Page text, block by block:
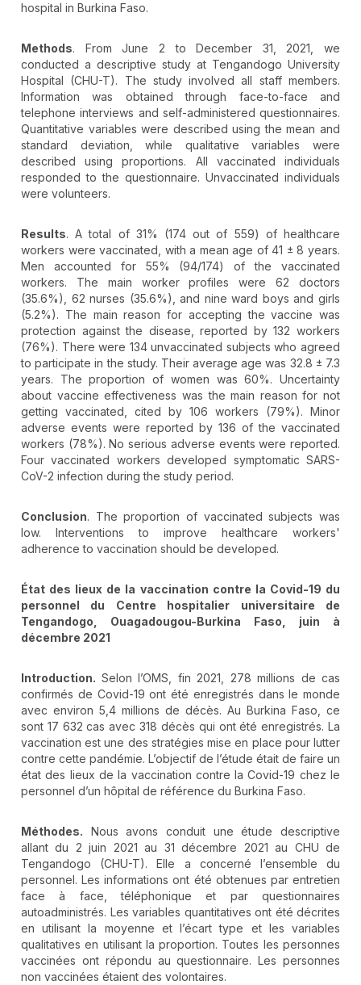
hospital in Burkina Faso.
Methods. From June 2 to December 31, 2021, we
conducted a descriptive study at Tengandogo University
Hospital (CHU-T). The study involved all staff members.
Information was obtained through face-to-face and
telephone interviews and self-administered questionnaires.
Quantitative variables were described using the mean and
standard deviation, while qualitative variables were
described using proportions. All vaccinated individuals
responded to the questionnaire. Unvaccinated individuals
were volunteers.
Results. A total of 31% (174 out of 559) of healthcare
workers were vaccinated, with a mean age of 41 ± 8 years.
Men accounted for 55% (94/174) of the vaccinated
workers. The main worker profiles were 62 doctors
(35.6%), 62 nurses (35.6%), and nine ward boys and girls
(5.2%). The main reason for accepting the vaccine was
protection against the disease, reported by 132 workers
(76%). There were 134 unvaccinated subjects who agreed
to participate in the study. Their average age was 32.8 ± 7.3
years. The proportion of women was 60%. Uncertainty
about vaccine effectiveness was the main reason for not
getting vaccinated, cited by 106 workers (79%). Minor
adverse events were reported by 136 of the vaccinated
workers (78%). No serious adverse events were reported.
Four vaccinated workers developed symptomatic SARS-
CoV-2 infection during the study period.
Conclusion. The proportion of vaccinated subjects was
low. Interventions to improve healthcare workers'
adherence to vaccination should be developed.
État des lieux de la vaccination contre la Covid-19 du
personnel du Centre hospitalier universitaire de
Tengandogo, Ouagadougou-Burkina Faso, juin à
décembre 2021
Introduction. Selon l’OMS, fin 2021, 278 millions de cas
confirmés de Covid-19 ont été enregistrés dans le monde
avec environ 5,4 millions de décès. Au Burkina Faso, ce
sont 17 632 cas avec 318 décès qui ont été enregistrés. La
vaccination est une des stratégies mise en place pour lutter
contre cette pandémie. L’objectif de l’étude était de faire un
état des lieux de la vaccination contre la Covid-19 chez le
personnel d’un hôpital de référence du Burkina Faso.
Méthodes. Nous avons conduit une étude descriptive
allant du 2 juin 2021 au 31 décembre 2021 au CHU de
Tengandogo (CHU-T). Elle a concerné l’ensemble du
personnel. Les informations ont été obtenues par entretien
face à face, téléphonique et par questionnaires
autoadministrés. Les variables quantitatives ont été décrites
en utilisant la moyenne et l’écart type et les variables
qualitatives en utilisant la proportion. Toutes les personnes
vaccinées ont répondu au questionnaire. Les personnes
non vaccinées étaient des volontaires.